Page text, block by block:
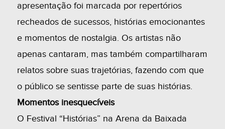
apresentação foi marcada por repertórios
recheados de sucessos, histórias emocionantes
e momentos de nostalgia. Os artistas não
apenas cantaram, mas também compartilharam
relatos sobre suas trajetórias, fazendo com que
o público se sentisse parte de suas histórias.
Momentos inesquecíveis
O Festival “Histórias” na Arena da Baixada